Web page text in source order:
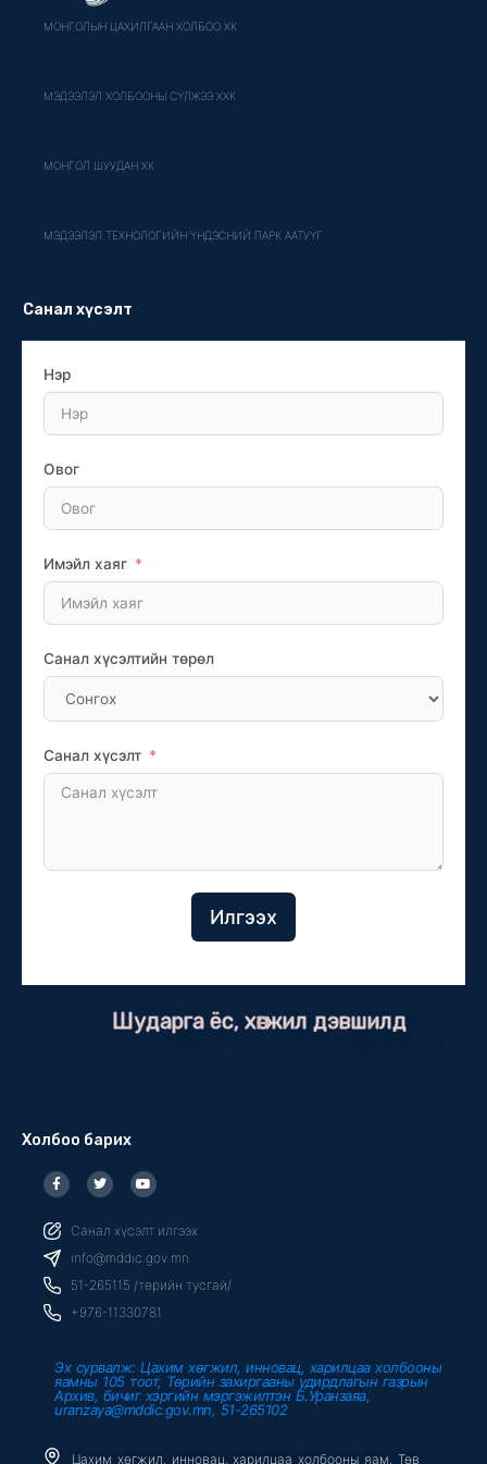
МОНГОЛЫН ЦАХИЛГААН ХОЛБОО ХК
МЭДЭЭЛЭЛ ХОЛБООНЫ СҮЛЖЭЭ ХХК
МОНГОЛ ШУУДАН ХК
МЭДЭЭЛЭЛ ТЕХНОЛОГИЙН ҮНДЭСНИЙ ПАРК ААТУҮГ
Санал хүсэлт
Нэр
Овог
Имэйл хаяг
Санал хүсэлтийн төрөл
Санал хүсэлт
Илгээх
Шударга ёс, хөгжил дэвшилд
Холбоо барих
F
a
c
b
o
o
k
f
T
w
i
t
r
Y
o
u
u
e
Санал хүсэлт илгээх
info@mddic.gov.mn
51-265115 /төрийн тусгай/
+976-11330781
Эх сурвалж: Цахим хөгжил, инновац, харилцаа холбооны
яамны 105 тоот, Төрийн захиргааны удирдлагын газрын
Архив, бичиг хэргийн мэргэжилтэн Б.Уранзаяа,
uranzaya@mddic.gov.mn, 51-265102
Цахим хөгжил, инновац, харилцаа холбооны яам, Төв